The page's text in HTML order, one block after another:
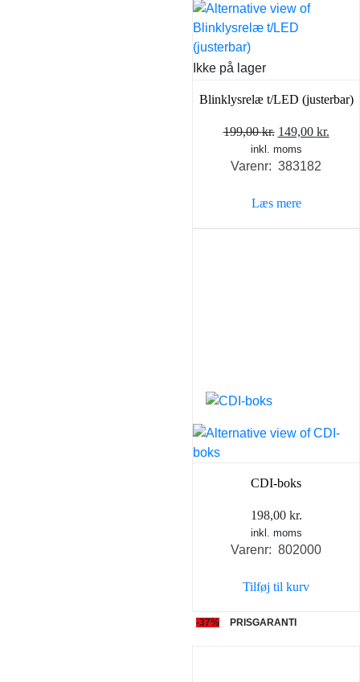
Ikke på lager
Blinklysrelæ t/LED (justerbar)
199,00kr. Den
oprindelige
pris
199,00 kr..
149,00 kr.
inkl. moms
Varenr: 383182
Læs mere
CDI-boks
198,00 kr.
inkl. moms
Varenr: 802000
Tilføj til kurv
-37% PRISGARANTI